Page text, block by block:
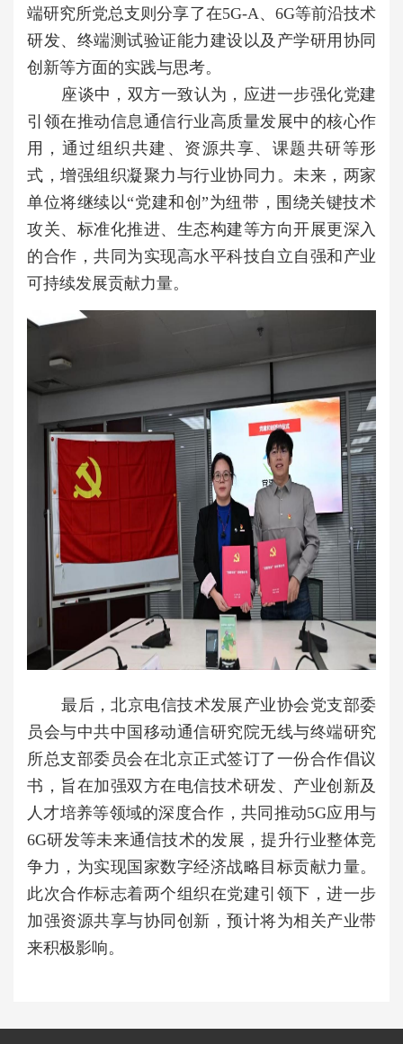
端研究所党总支则分享了在5G-A、6G等前沿技术
研发、终端测试验证能力建设以及产学研用协同
创新等方面的实践与思考。
座谈中，双方一致认为，应进一步强化党建
引领在推动信息通信行业高质量发展中的核心作
用，通过组织共建、资源共享、课题共研等形
式，增强组织凝聚力与行业协同力。未来，两家
单位将继续以“党建和创”为纽带，围绕关键技术
攻关、标准化推进、生态构建等方向开展更深入
的合作，共同为实现高水平科技自立自强和产业
可持续发展贡献力量。
最后，北京电信技术发展产业协会党支部委
员会与中共中国移动通信研究院无线与终端研究
所总支部委员会在北京正式签订了一份合作倡议
书，旨在加强双方在电信技术研发、产业创新及
人才培养等领域的深度合作，共同推动5G应用与
6G研发等未来通信技术的发展，提升行业整体竞
争力，为实现国家数字经济战略目标贡献力量。
此次合作标志着两个组织在党建引领下，进一步
加强资源共享与协同创新，预计将为相关产业带
来积极影响。